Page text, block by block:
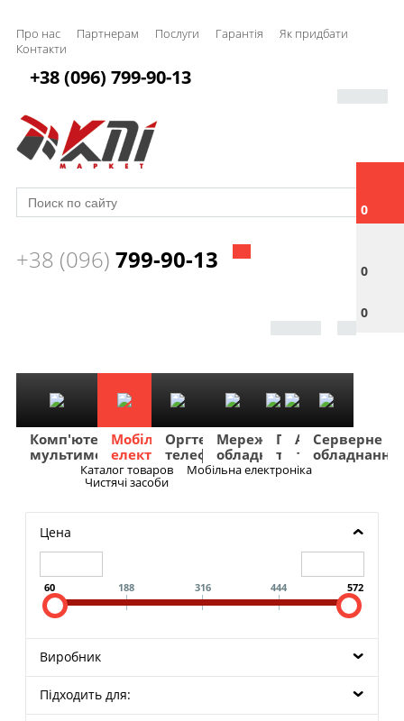
Про нас Партнерам Послуги Гарантія
Як придбати
Контакти
0
0
0
+38 (096) 799-90-13
+38 (096) 799-90-13
Комп'ютери
мультимедіа
Мобільна
електроніка
Оргтехніка
телефонія
Мережеве
обладнання
Побутова
техніка
TV
та
Аудіо
Фото
та
відео
Авто
та
навігація
Серверне
обладнання
Каталог товаров Мобільна електроніка
Чистячі засоби
Цена
60 188 316 444 572
Виробник
Підходить для: